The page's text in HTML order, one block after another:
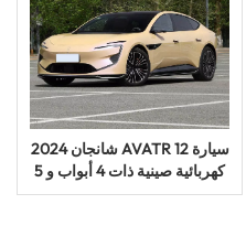
2024 شانجان AVATR 12 سيارة
كهربائية صينية ذات 4 أبواب و 5
مقاعد